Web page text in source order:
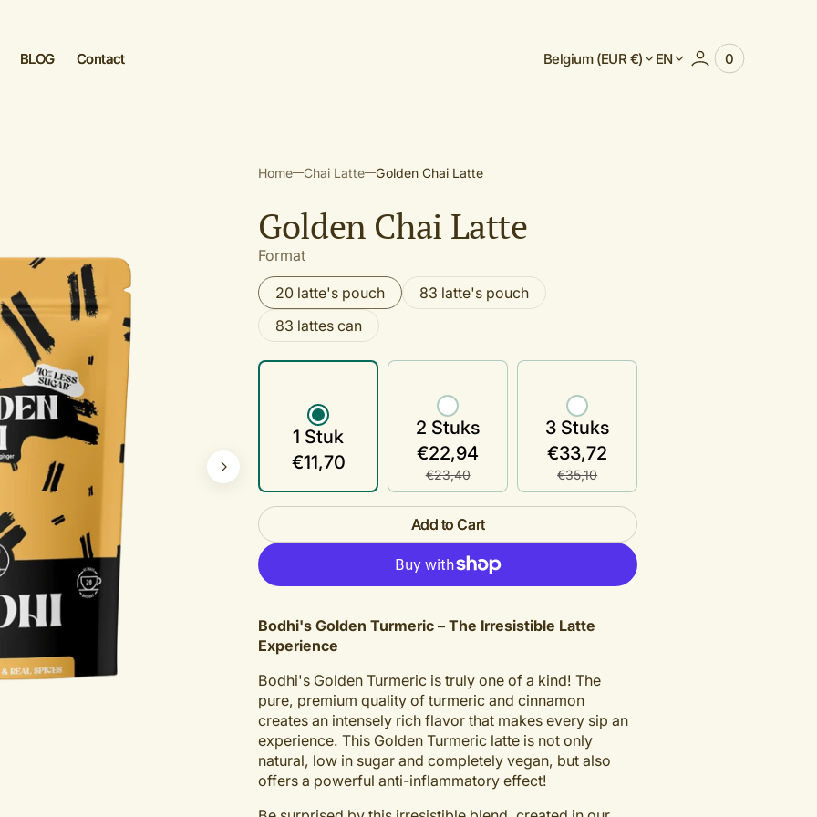
BLOG Contact Belgium (EUR €) EN
View
0
0
items
Open
media
Home Chai Latte Golden Chai Latte
Golden Chai Latte
Format
20 latte's pouch
Variant
sold
out
or
83 latte's pouch
Variant
or
83 lattes can
Variant
unavailable
1 Stuk
€11,70
2 Stuks
€22,94
€23,40
3 Stuks
€33,72
€35,10
Add to Cart
Bodhi's Golden Turmeric – The Irresistible Latte
Experience
Bodhi's Golden Turmeric is truly one of a kind! The
pure, premium quality of turmeric and cinnamon
creates an intensely rich flavor that makes every sip an
experience. This Golden Turmeric latte is not only
natural, low in sugar and completely vegan, but also
offers a powerful anti-inflammatory effect!